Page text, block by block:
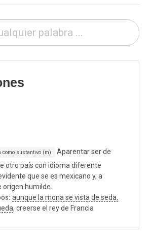
como sustantivo (m)
Aparentar ser de
otro país con idioma diferente
que se es mexicano y, a
origen humilde.
aunque la mona se vista de seda,
, creerse el rey de Francia